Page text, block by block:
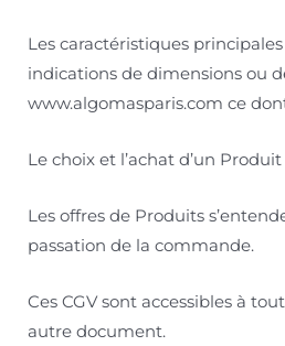
Les caractéristiques
indications de dimensions ou
www.algomasparis.com ce
Le choix et l’achat d’un
Les offres de Produits
passation de la commande.
Ces CGV sont accessibles à
autre document.